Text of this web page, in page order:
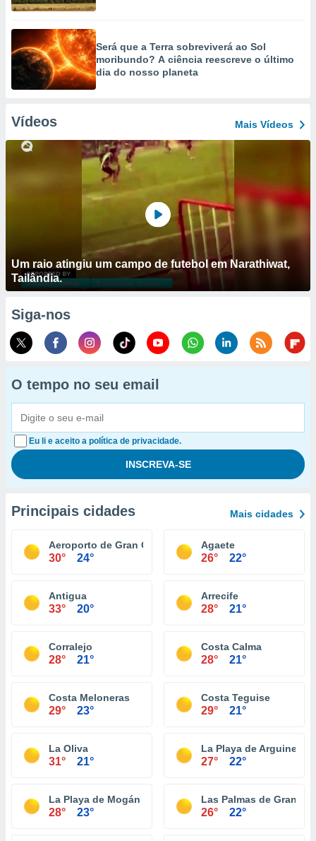
Será que a Terra sobreviverá ao Sol
moribundo? A ciência reescreve o último
dia do nosso planeta
Vídeos Mais Vídeos
Um raio atingiu um campo de futebol em Narathiwat,
Tailândia.
Siga-nos
O tempo no seu email
Eu li e aceito a política de privacidade.
Principais cidades Mais cidades
Aeroporto de Gran Canária
30° 24°
Agaete
26° 22°
Antigua
33° 20°
Arrecife
28° 21°
Corralejo
28° 21°
Costa Calma
28° 21°
Costa Meloneras
29° 23°
Costa Teguise
29° 21°
La Oliva
31° 21°
La Playa de
27° 22°
La Playa de Mogán
28° 23°
Las Palmas de Gran
26° 22°